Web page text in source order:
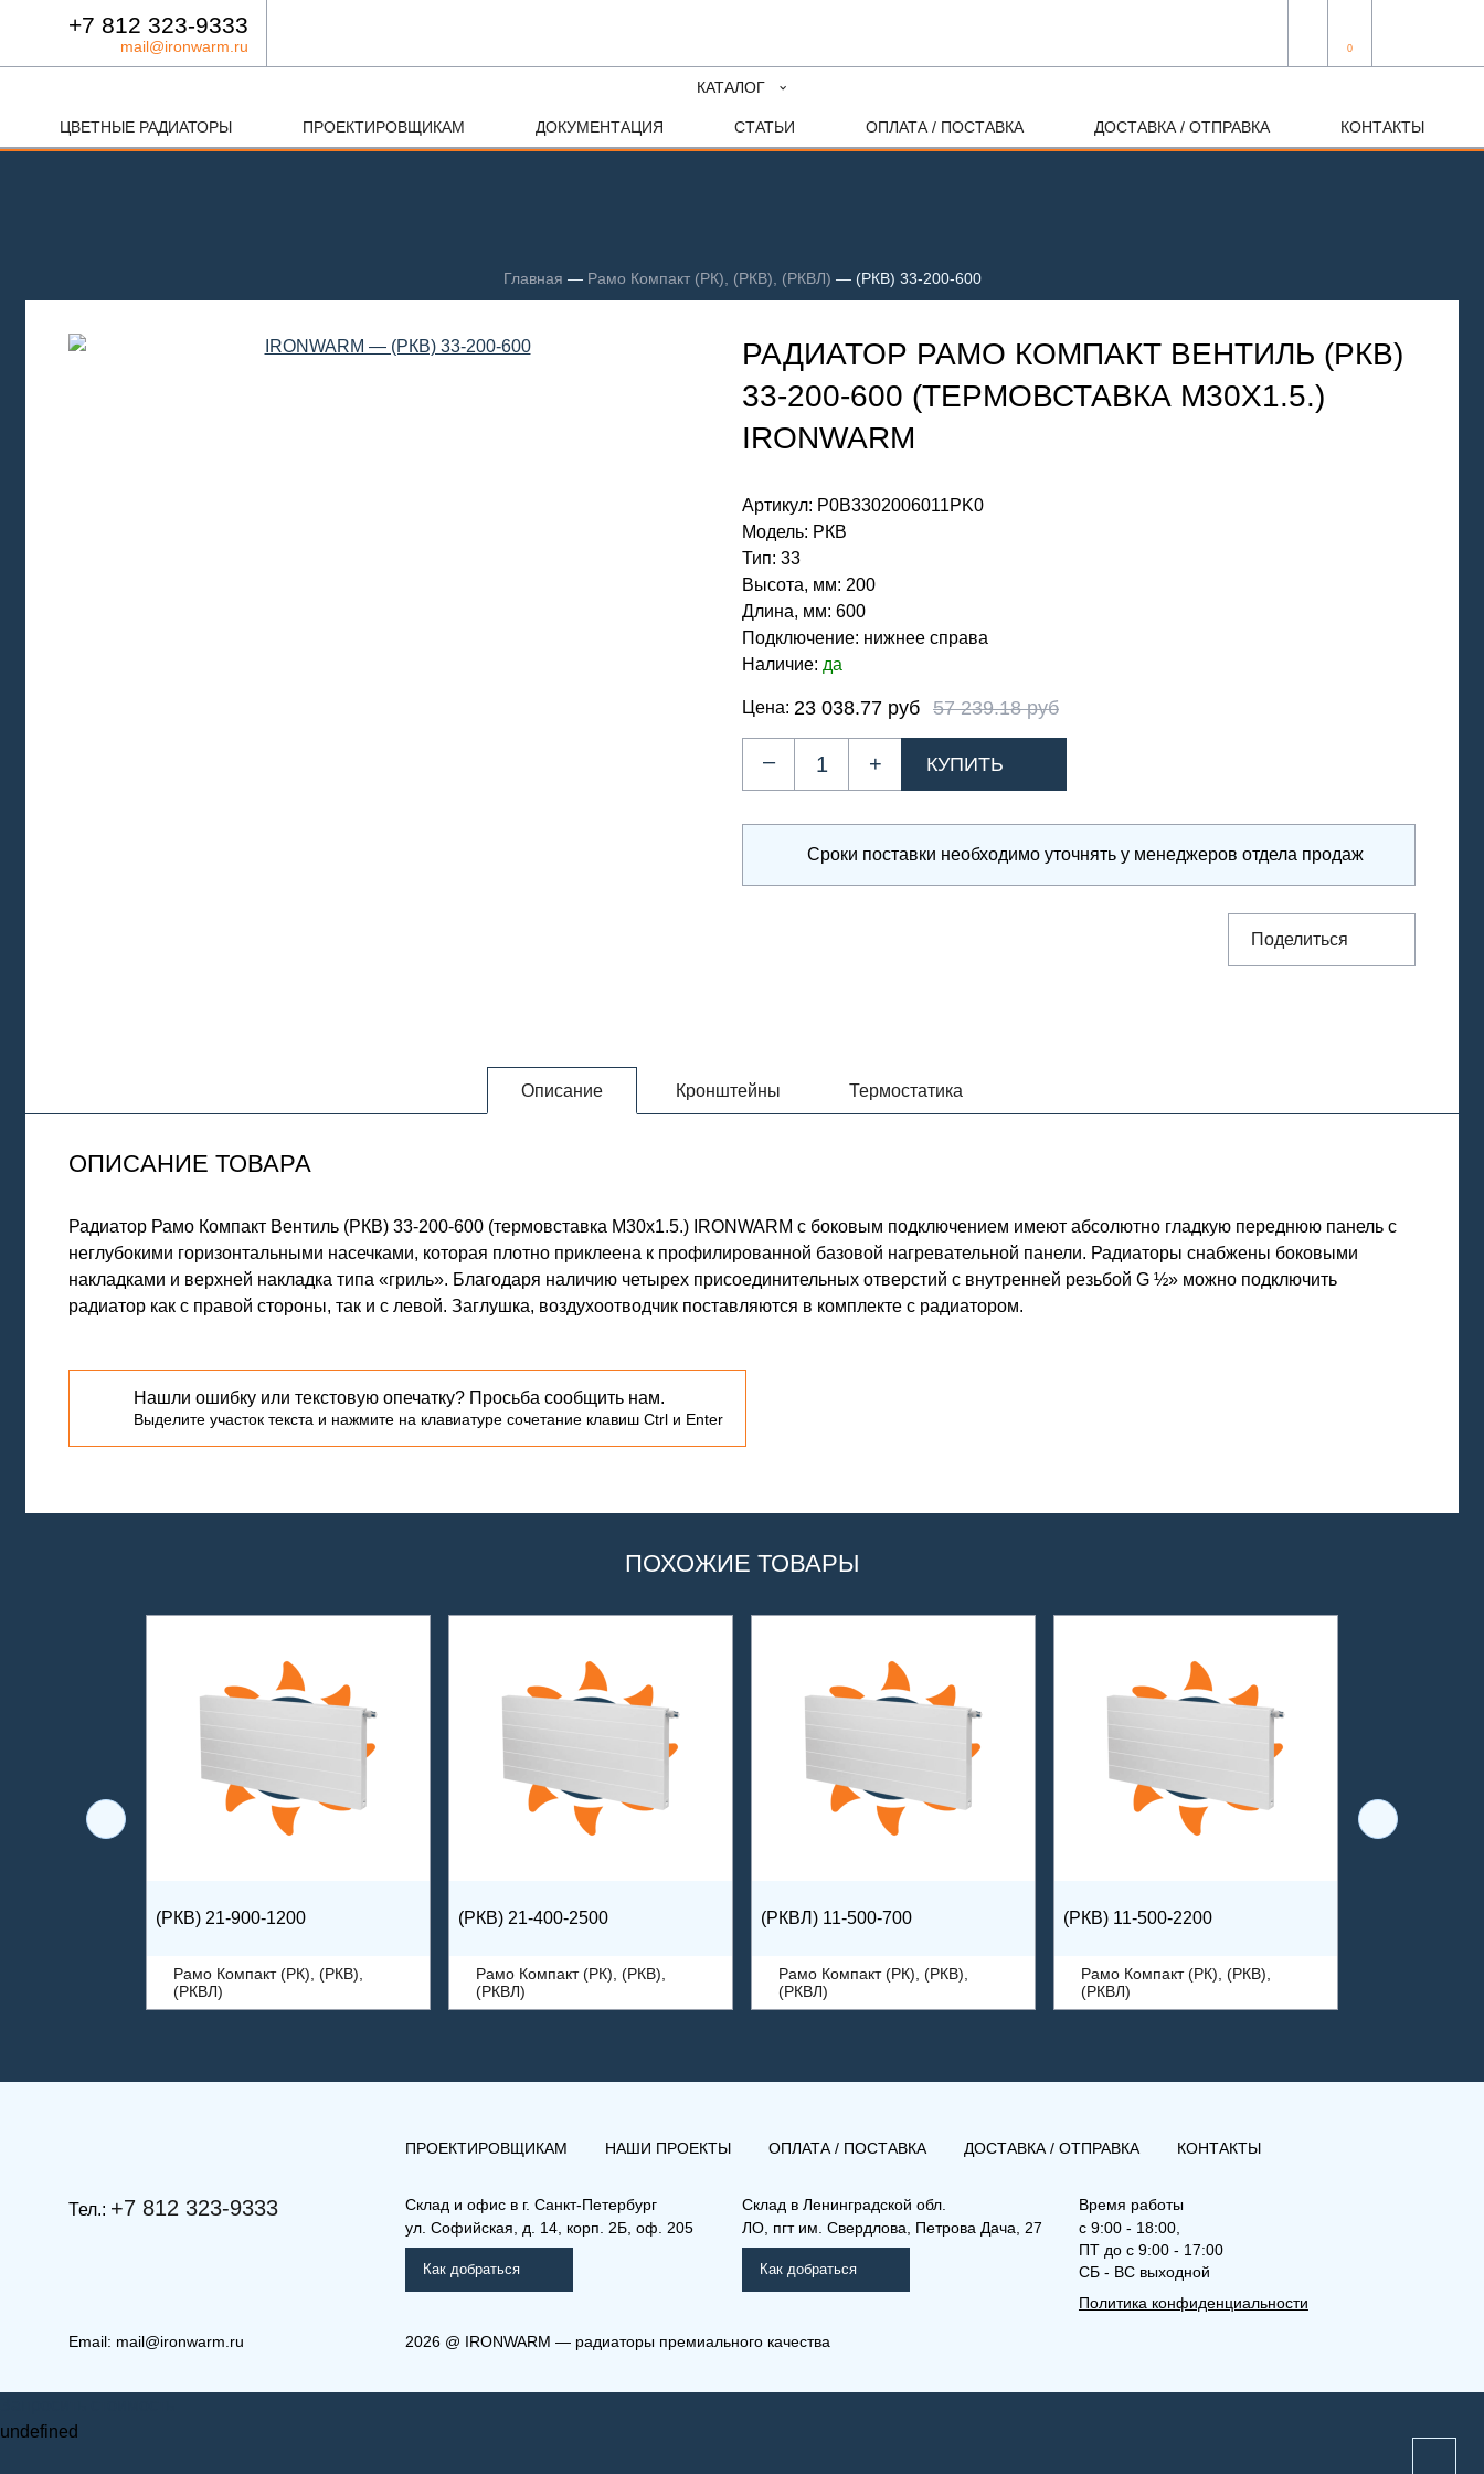
+7 812 323-9333
mail@ironwarm.ru 0
КАТАЛОГ
ЦВЕТНЫЕ РАДИАТОРЫ ПРОЕКТИРОВЩИКАМ ДОКУМЕНТАЦИЯ СТАТЬИ ОПЛАТА / ПОСТАВКА ДОСТАВКА / ОТПРАВКА КОНТАКТЫ
Главная — Рамо Компакт (РК), (РКВ), (РКВЛ) — (РКВ) 33-200-600
РАДИАТОР РАМО КОМПАКТ ВЕНТИЛЬ (РКВ)
33-200-600 (ТЕРМОВСТАВКА М30Х1.5.)
IRONWARM
Артикул: Р0В3302006011PK0
Модель: РКВ
Тип: 33
Высота, мм: 200
Длина, мм: 600
Подключение: нижнее справа
Наличие: да
Цена: 23 038.77 руб 57 239.18 руб
– +
Сроки поставки необходимо уточнять у менеджеров отдела продаж
Поделиться
Описание Кронштейны Термостатика
ОПИСАНИЕ ТОВАРА
Радиатор Рамо Компакт Вентиль (РКВ) 33-200-600 (термовставка М30х1.5.) IRONWARM с боковым подключением имеют абсолютно гладкую переднюю панель с
неглубокими горизонтальными насечками, которая плотно приклеена к профилированной базовой нагревательной панели. Радиаторы снабжены боковыми
накладками и верхней накладка типа «гриль». Благодаря наличию четырех присоединительных отверстий с внутренней резьбой G ½» можно подключить
радиатор как с правой стороны, так и с левой. Заглушка, воздухоотводчик поставляются в комплекте с радиатором.
Нашли ошибку или текстовую опечатку? Просьба сообщить нам.
Выделите участок текста и нажмите на клавиатуре сочетание клавиш Ctrl и Enter
ПОХОЖИЕ ТОВАРЫ
(РКВ) 21-900-1200
Рамо Компакт (РК), (РКВ),
(РКВЛ)
(РКВ) 21-400-2500
Рамо Компакт (РК), (РКВ),
(РКВЛ)
(РКВЛ) 11-500-700
Рамо Компакт (РК), (РКВ),
(РКВЛ)
(РКВ) 11-500-2200
Рамо Компакт (РК), (РКВ),
(РКВЛ)
(РКВ) 11-300-600 (РКВЛ) 33-900-500 (РК) 21-600-1400
Тел.: +7 812 323-9333
ПРОЕКТИРОВЩИКАМ НАШИ ПРОЕКТЫ ОПЛАТА / ПОСТАВКА ДОСТАВКА / ОТПРАВКА КОНТАКТЫ
Склад и офис в г. Санкт-Петербург
ул. Софийская, д. 14, корп. 2Б, оф. 205
Как добраться
Склад в Ленинградской обл.
ЛО, пгт им. Свердлова, Петрова Дача, 27
Как добраться
Время работы
с 9:00 - 18:00,
ПТ до с 9:00 - 17:00
СБ - ВС выходной
Политика конфиденциальности
Email: mail@ironwarm.ru 2026 @ IRONWARM — радиаторы премиального качества
undefined